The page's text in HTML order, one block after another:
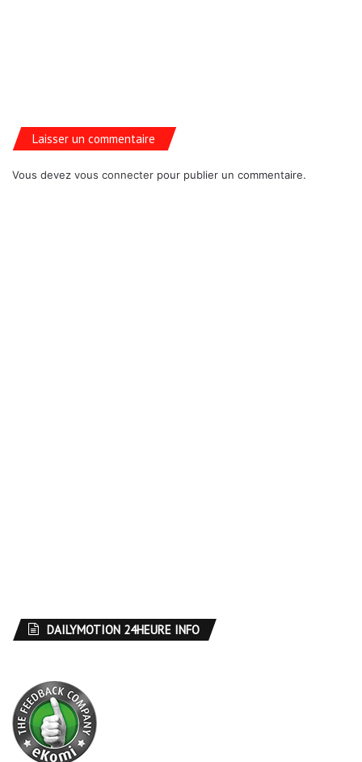
Laisser un commentaire
Vous devez vous connecter pour publier un commentaire.
DAILYMOTION 24HEURE INFO